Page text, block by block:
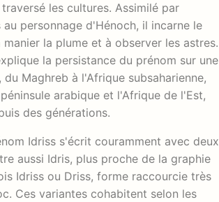
les cultures. Assimilé par
personnage d'Hénoch, il incarne le
manier la plume et à observer les astres.
la persistance du prénom sur une
Maghreb à l'Afrique subsaharienne,
arabique et l'Afrique de l'Est,
des générations.
Idriss s'écrit couramment avec deux
aussi Idris, plus proche de la graphie
Idriss ou Driss, forme raccourcie très
Ces variantes cohabitent selon les